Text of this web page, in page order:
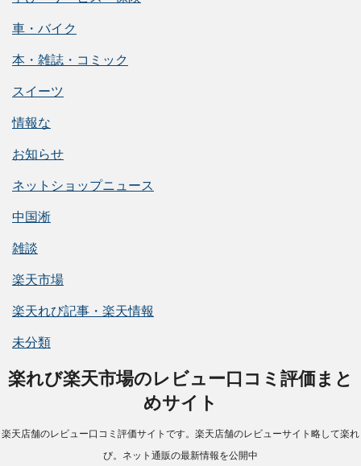
車・バイク
本・雑誌・コミック
スイーツ
情報な
お知らせ
ネットショップニュース
中国淅
雑談
楽天市場
楽天れび記事・楽天情報
未分類
楽れび楽天市場のレビュー口コミ評価まと
めサイト
楽天店舗のレビュー口コミ評価サイトです。楽天店舗のレビューサイト略して楽れ
び。ネット通販の最新情報を公開中